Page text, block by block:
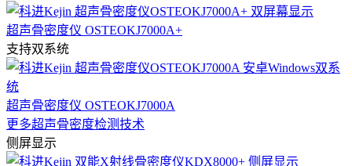
超声骨密度仪 OSTEOKJ7000A+
支持双系统
超声骨密度仪 OSTEOKJ7000A
更多超声骨密度检测技术
侧屏显示